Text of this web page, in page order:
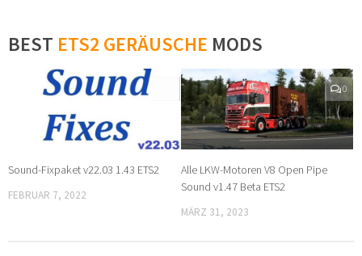
BEST ETS2 GERÄUSCHE MODS
Sound-Fixpaket v22.03 1.43 ETS2
FEBRUAR 7, 2022
0
Alle LKW-Motoren V8 Open Pipe
Sound v1.47 Beta ETS2
MÄRZ 31, 2023